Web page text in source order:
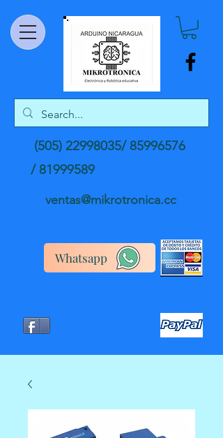
(505) 22998035/85996576
/81999589
ventas@mikrotronica.cc
Whatsapp